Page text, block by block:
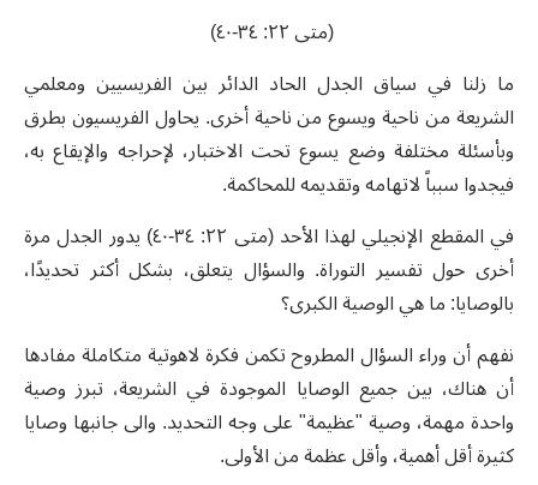
(متى ٢٢: ٣٤-٤٠
)
ما زلنا في سياق الجدل الحاد الدائر بين الفريسيين ومعلمي
الشريعة من ناحية ويسوع من ناحية أخرى. يحاول الفريسيون بطرق
وبأسئلة مختلفة وضع يسوع تحت الاختبار، لإحراجه والإيقاع به،
فيجدوا سبباً لاتهامه وتقديمه للمحاكمة.
في المقطع الإنجيلي لهذا الأحد (متى ٢٢: ٣٤-٤٠) يدور الجدل مرة
أخرى حول تفسير التوراة. والسؤال يتعلق، بشكل أكثر تحديدًا،
بالوصايا: ما هي الوصية الكبرى؟
نفهم أن وراء السؤال المطروح تكمن فكرة لاهوتية متكاملة مفادها
أن هناك، بين جميع الوصايا الموجودة في الشريعة، تبرز وصية
واحدة مهمة، وصية "عظيمة" على وجه التحديد. والى جانبها وصايا
كثيرة أقل أهمية، وأقل عظمة من الأولى.